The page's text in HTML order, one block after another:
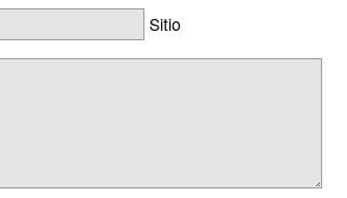
Sitio